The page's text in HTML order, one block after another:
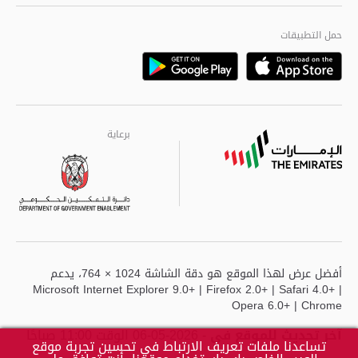
مراكز خدمة أبوظبى
حمل التطبيقات
Google
Playstore
برعاية
برعاية
أفضل عرض لهذا الموقع هو دقة الشاشة 1024 × 764، يدعم
Microsoft Internet Explorer 9.0+ | Firefox 2.0+ | Safari 4.0+ |
Opera 6.0+ | Chrome
آخر تحديث للموقع في- 2026-05-06 الوقت 11:00 صباحًا
تساعدنا ملفات تعريف الارتباط في تحسين تجربة موقع